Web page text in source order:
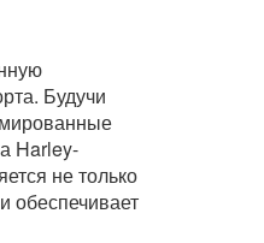
Будучи
Harley-
не только
обеспечивает